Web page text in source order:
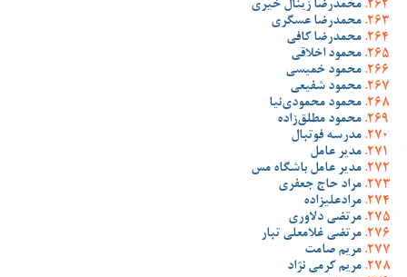
محمدرضا زینال خیری
محمدرضا عسگری
محمدرضا کافی
محمود اخلاقی
محمود خمیسی
محمود شفیعی
محمود محمودی‌نیا
محمود مطلق‌زاده
مدرسه فوتبال
مدیر عامل
مدیر عامل باشگاه مس
مراد حاج جعفری
مرادعلیزاده
مرتضی دلاوری
مرتضی غلامعلی تبار
مریم صامت
مریم کرمی نژاد